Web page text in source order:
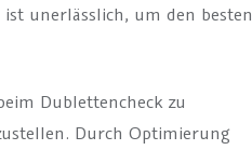
unerlässlich, um den besten
Dublettencheck zu
Durch Optimierung